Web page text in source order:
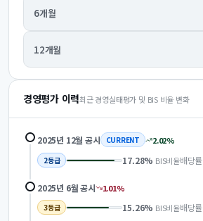
6개월
12개월
경영평가 이력최근 경영실태평가 및 BIS 비율 변화
2025년 12월 공시 CURRENT 2.02%
2등급 17.28% BIS비율배당률
2025년 6월공시 1.01%
3등급 15.26% BIS비율배당률